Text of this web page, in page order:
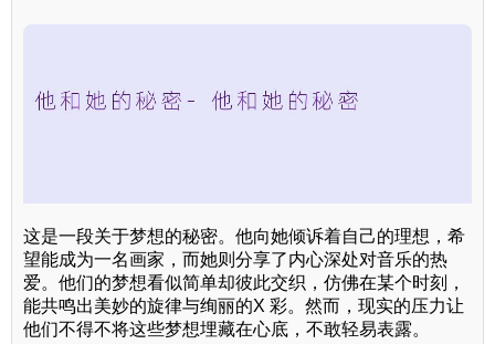
这是一段关于梦想的秘密。他向她倾诉着自己的理想，希
望能成为一名画家，而她则分享了内心深处对音乐的热
爱。他们的梦想看似简单却彼此交织，仿佛在某个时刻，
能共鸣出美妙的旋律与绚丽的X 彩。然而，现实的压力让
他们不得不将这些梦想埋藏在心底，不敢轻易表露。